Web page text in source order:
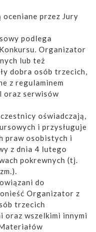
oceniane przez Jury
podlega
Organizator
lub też
dobra osób trzecich,
z regulaminem
oraz serwisów
oświadczają,
i przysługuje
praw osobistych i
z dnia 4 lutego
pokrewnych (tj.
do
Organizator z
trzecich
oraz wszelkimi innymi